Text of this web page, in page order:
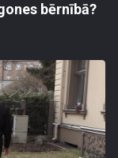
bērnībā?